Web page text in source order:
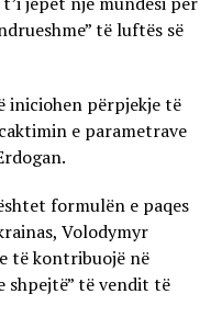
të luftës së
iniciohen përpjekje të
e parametrave
formulën e paqes
Volodymyr
të kontribuojë në
shpejtë” të vendit të